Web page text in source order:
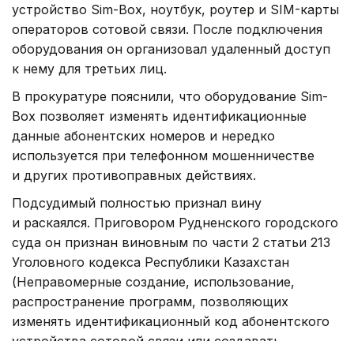
устройство Sim-Box, ноутбук, роутер и SIM-карты
операторов сотовой связи. После подключения
оборудования он организовал удаленный доступ
к нему для третьих лиц.
В прокуратуре пояснили, что оборудование Sim-
Box позволяет изменять идентификационные
данные абонентских номеров и нередко
используется при телефонном мошенничестве
и других противоправных действиях.
Подсудимый полностью признал вину
и раскаялся. Приговором Рудненского городского
суда он признан виновным по части 2 статьи 213
Уголовного кодекса Республики Казахстан
(Неправомерные создание, использование,
распространение программ, позволяющих
изменять идентификационный код абонентского